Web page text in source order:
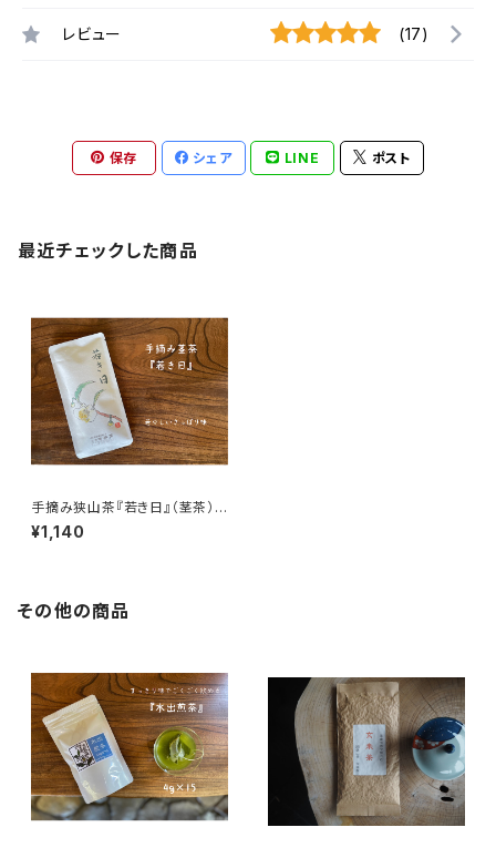
レビュー (17)
保存 シェア LINE ポスト
最近チェックした商品
手摘み狭山茶『若き日』（茎茶）
100ｇ 【古谷園】
¥1,140
その他の商品